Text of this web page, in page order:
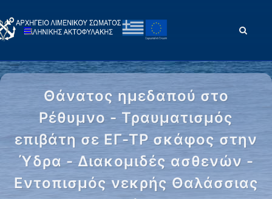
Θάνατος ημεδαπού στο
Ρέθυμνο - Τραυματισμός
επιβάτη σε ΕΓ-ΤΡ σκάφος στην
Ύδρα - Διακομιδές ασθενών -
Εντοπισμός νεκρής Θαλάσσιας